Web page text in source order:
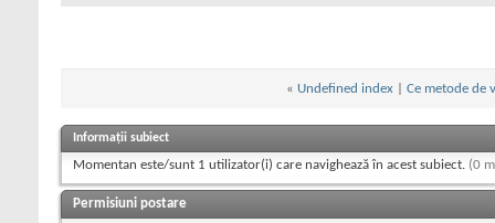
« Undefined index Ce metode de
Informații subiect
Momentan este/sunt 1 utilizator(i) care navighează în acest subiect. (0
Permisiuni postare